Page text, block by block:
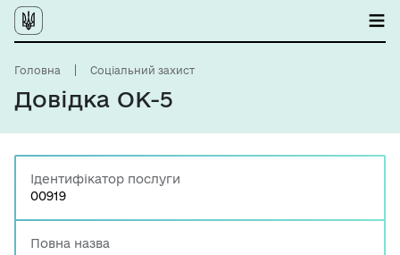
Головна Соціальний захист
Довідка ОК-5
Ідентифікатор послуги
00919
Повна назва